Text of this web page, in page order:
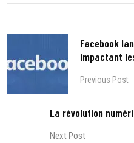
Facebook
impactant
Previous Post
La révolution
Next Post